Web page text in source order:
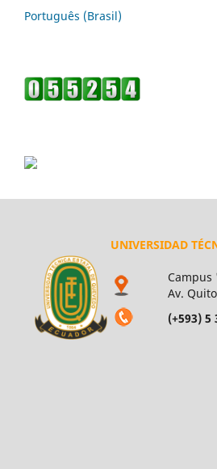
Português (Brasil)
UNIVERSIDAD
Av.
(+593) 5